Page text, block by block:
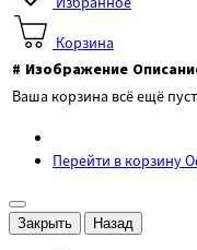
Корзина
# Изображение
Ваша корзина всё ещё
Перейти в корзину
Закрыть Назад